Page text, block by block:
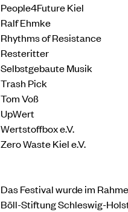
People4Future Kiel
Ralf Ehmke
Rhythms of Resistance
Resteritter
Selbstgebaute Musik
Trash Pick
Tom Voß
UpWert
Wertstoffbox e.V.
Zero Waste Kiel e.V.
Das Festival wurde im
Böll-Stiftung Schleswig-